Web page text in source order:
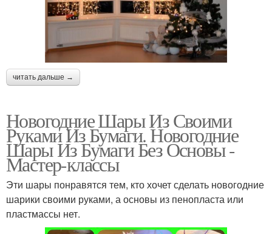
читать дальше →
Новогодние Шары Из Своими
Руками Из Бумаги. Новогодние
Шары Из Бумаги Без Основы -
Мастер-классы
Эти шары понравятся тем, кто хочет сделать новогодние
шарики своими руками, а основы из пенопласта или
пластмассы нет.